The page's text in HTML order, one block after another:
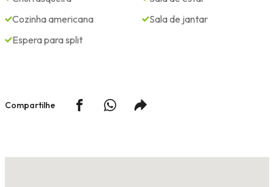
Cozinha americana
Espera para split
Sala de jantar
Compartilhe